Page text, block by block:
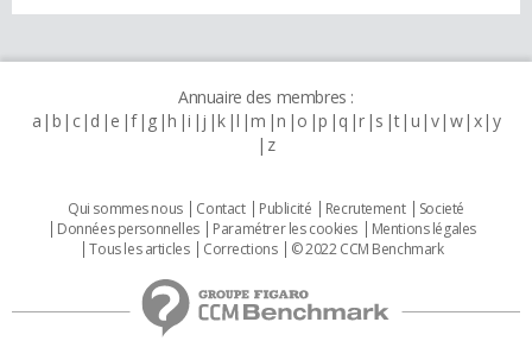
Annuaire des membres :
a b c d e f g h i j k l m n o p q r s t u v w x y
z
Qui sommes nous Contact Publicité Recrutement
Societé
Données personnelles
Paramétrer les cookies
Mentions légales
Tous les articles
Corrections © 2022 CCM Benchmark